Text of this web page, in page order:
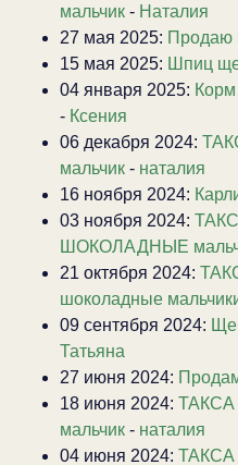
мальчик - Наталия
27 мая 2025: Продаю
15 мая 2025: Шпиц
04 января 2025:
- Ксения
06 декабря 2024:
мальчик - наталия
16 ноября 2024:
03 ноября 2024:
ШОКОЛАДНЫЕ
21 октября 2024:
шоколадные
09 сентября 2024:
Татьяна
27 июня 2024:
18 июня 2024: ТАКСА
мальчик - наталия
04 июня 2024: ТАКСА